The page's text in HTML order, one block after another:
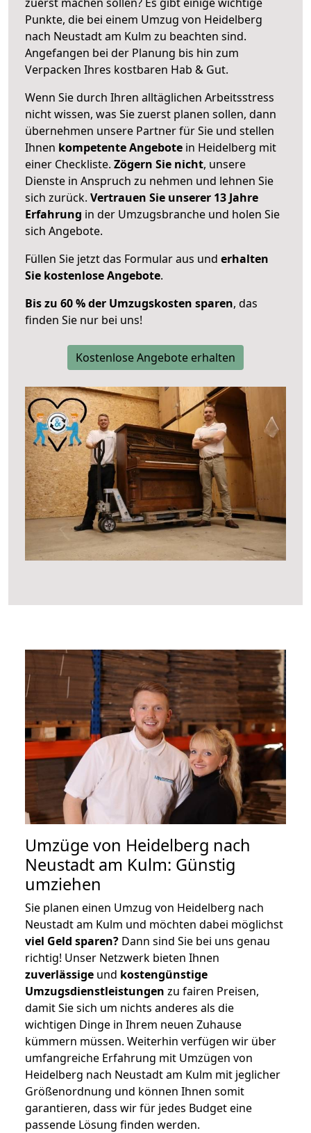
Punkte, die bei einem Umzug von Heidelberg
nach Neustadt am Kulm zu beachten sind.
Angefangen bei der Planung bis hin zum
Verpacken Ihres kostbaren Hab & Gut.
Wenn Sie durch Ihren alltäglichen Arbeitsstress
nicht wissen, was Sie zuerst planen sollen, dann
übernehmen unsere Partner für Sie und stellen
Ihnen kompetente Angebote in Heidelberg mit
einer Checkliste. Zögern Sie nicht, unsere
Dienste in Anspruch zu nehmen und lehnen Sie
sich zurück. Vertrauen Sie unserer 13 Jahre
Erfahrung in der Umzugsbranche und holen Sie
sich Angebote.
Füllen Sie jetzt das Formular aus und erhalten
Sie kostenlose Angebote.
Bis zu 60 % der Umzugskosten sparen, das
finden Sie nur bei uns!
Kostenlose Angebote erhalten
Umzüge von Heidelberg nach
Neustadt am Kulm: Günstig
umziehen
Sie planen einen Umzug von Heidelberg nach
Neustadt am Kulm und möchten dabei möglichst
viel Geld sparen? Dann sind Sie bei uns genau
richtig! Unser Netzwerk bieten Ihnen
zuverlässige und kostengünstige
Umzugsdienstleistungen zu fairen Preisen,
damit Sie sich um nichts anderes als die
wichtigen Dinge in Ihrem neuen Zuhause
kümmern müssen. Weiterhin verfügen wir über
umfangreiche Erfahrung mit Umzügen von
Heidelberg nach Neustadt am Kulm mit jeglicher
Größenordnung und können Ihnen somit
garantieren, dass wir für jedes Budget eine
passende Lösung finden werden.